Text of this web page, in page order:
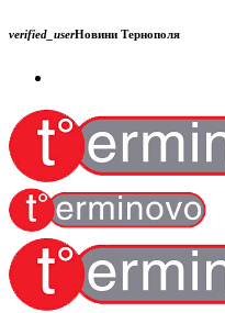
verified_userНовини Тернополя